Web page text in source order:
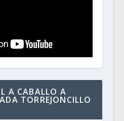
A CABALLO A
TORREJONCILLO